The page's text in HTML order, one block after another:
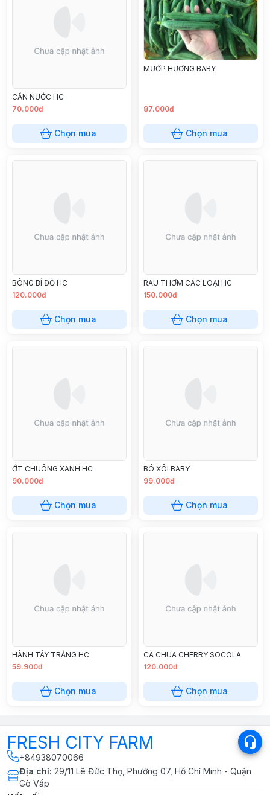
CẦN NƯỚC HC
70.000đ
Chọn mua
MƯỚP HƯƠNG BABY
87.000đ
Chọn mua
BÔNG BÍ ĐỎ HC
120.000đ
Chọn mua
RAU THƠM CÁC LOẠI HC
150.000đ
Chọn mua
ỚT CHUÔNG XANH HC
90.000đ
Chọn mua
BÓ XÔI BABY
99.000đ
Chọn mua
HÀNH TÂY TRẮNG HC
59.900đ
Chọn mua
CÀ CHUA CHERRY SOCOLA
120.000đ
Chọn mua
FRESH CITY FARM
+84938070066
Địa chỉ: 29/11 Lê Đức Thọ, Phường 07, Hồ Chí Minh - Quận
Gò Vấp